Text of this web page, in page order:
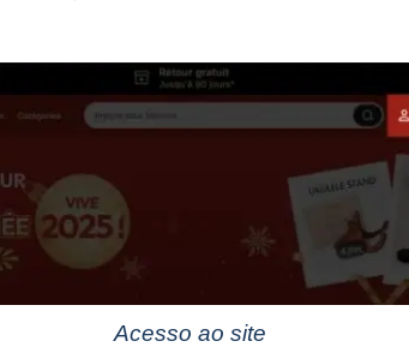
Acesso ao site